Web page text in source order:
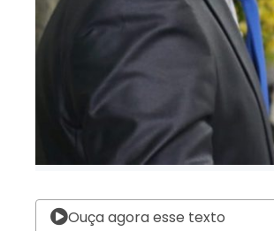
Ouça agora esse texto